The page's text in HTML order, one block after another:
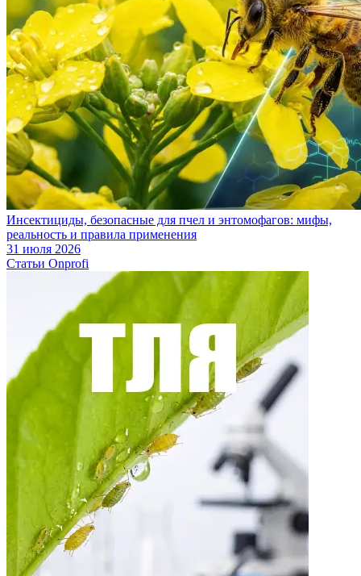
Инсектициды, безопасные для пчел и энтомофагов: мифы,
реальность и правила применения
31 июля 2026
Статьи Onprofi